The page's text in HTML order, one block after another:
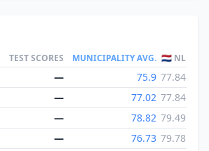
TEST SCORES MUNICIPALITY AVG. 🇳🇱 NL
— 75.9 77.84
— 77.02 77.84
— 78.82 79.49
— 76.73 79.78